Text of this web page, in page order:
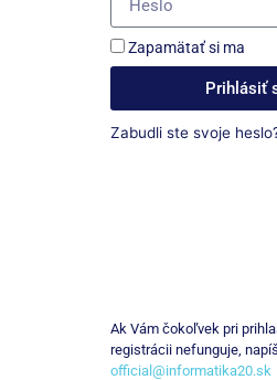
Zapamätať si ma
Prihlásiť
Zabudli ste svoje
Ak Vám čokoľvek pri
registrácii nefunguje,
official@informatika20.sk